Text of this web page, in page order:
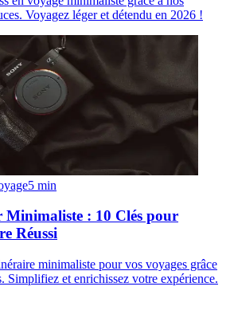
Voyagez léger et détendu en 2026 !
5 min
Minimaliste : 10 Clés pour
Réussi
minimaliste pour vos voyages grâce
Simplifiez et enrichissez votre expérience.